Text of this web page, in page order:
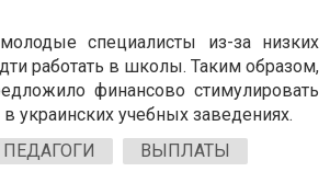
специалисты из-за низких
работать в школы. Таким образом,
финансово стимулировать
в украинских учебных заведениях.
ПЕДАГОГИ ВЫПЛАТЫ